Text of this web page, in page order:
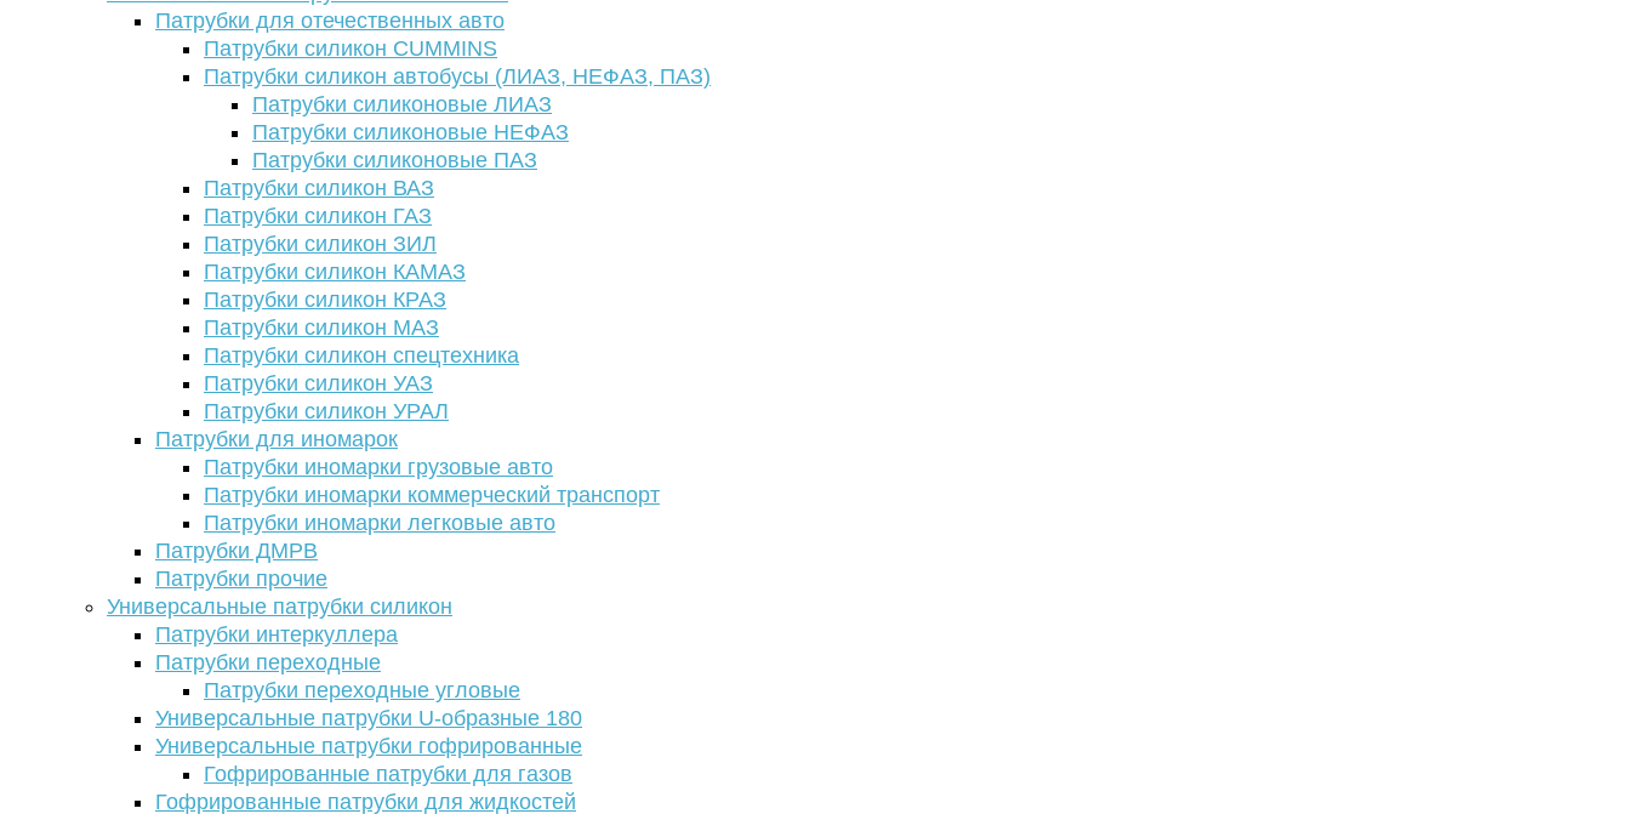
Патрубки для отечественных авто
Патрубки силикон CUMMINS
Патрубки силикон автобусы (ЛИАЗ, НЕФАЗ, ПАЗ)
Патрубки силиконовые ЛИАЗ
Патрубки силиконовые НЕФАЗ
Патрубки силиконовые ПАЗ
Патрубки силикон ВАЗ
Патрубки силикон ГАЗ
Патрубки силикон ЗИЛ
Патрубки силикон КАМАЗ
Патрубки силикон КРАЗ
Патрубки силикон МАЗ
Патрубки силикон спецтехника
Патрубки силикон УАЗ
Патрубки силикон УРАЛ
Патрубки для иномарок
Патрубки иномарки грузовые авто
Патрубки иномарки коммерческий транспорт
Патрубки иномарки легковые авто
Патрубки ДМРВ
Патрубки прочие
Универсальные патрубки силикон
Патрубки интеркуллера
Патрубки переходные
Патрубки переходные угловые
Универсальные патрубки U-образные 180
Универсальные патрубки гофрированные
Гофрированные патрубки для газов
Гофрированные патрубки для жидкостей